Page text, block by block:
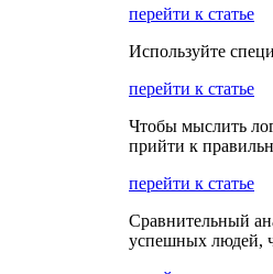
перейти к статье
Используйте
перейти к статье
Чтобы мыслить
прийти к
перейти к статье
Сравнительный
успешных людей,